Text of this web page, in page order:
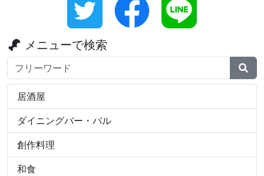
メニューで検索
検索ワード
居酒屋
ダイニングバー・バル
創作料理
和食